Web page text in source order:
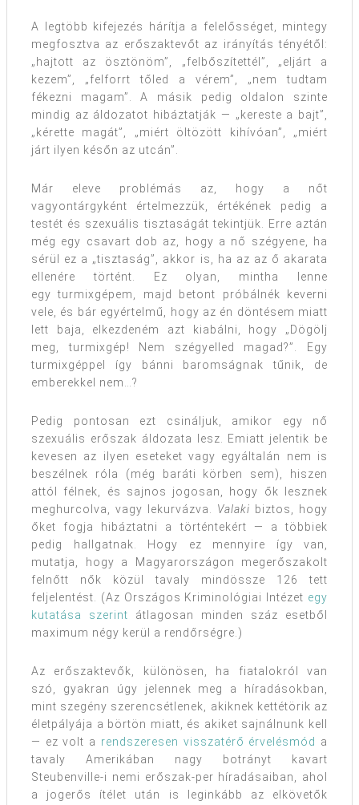
A legtöbb kifejezés hárítja a felelősséget, mintegy
megfosztva az erőszaktevőt az irányítás tényétől:
„hajtott az ösztönöm”, „felbőszítettél”, „eljárt a
kezem”, „felforrt tőled a vérem”, „nem tudtam
fékezni magam”. A másik pedig oldalon szinte
mindig az áldozatot hibáztatják — „kereste a bajt”,
„kérette magát”, „miért öltözött kihívóan”, „miért
járt ilyen későn az utcán”.
Már eleve problémás az, hogy a nőt
vagyontárgyként értelmezzük, értékének pedig a
testét és szexuális tisztaságát tekintjük. Erre aztán
még egy csavart dob az, hogy a nő szégyene, ha
sérül ez a „tisztaság”, akkor is, ha az az ő akarata
ellenére történt. Ez olyan, mintha lenne
egy turmixgépem, majd betont próbálnék keverni
vele, és bár egyértelmű, hogy az én döntésem miatt
lett baja, elkezdeném azt kiabálni, hogy „Dögölj
meg, turmixgép! Nem szégyelled magad?”. Egy
turmixgéppel így bánni baromságnak tűnik, de
emberekkel nem…?
Pedig pontosan ezt csináljuk, amikor egy nő
szexuális erőszak áldozata lesz. Emiatt jelentik be
kevesen az ilyen eseteket vagy egyáltalán nem is
beszélnek róla (még baráti körben sem), hiszen
attól félnek, és sajnos jogosan, hogy ők lesznek
meghurcolva, vagy lekurvázva. Valaki biztos, hogy
őket fogja hibáztatni a történtekért — a többiek
pedig hallgatnak. Hogy ez mennyire így van,
mutatja, hogy a Magyarországon megerőszakolt
felnőtt nők közül tavaly mindössze 126 tett
feljelentést. (Az Országos Kriminológiai Intézet egy
kutatása szerint átlagosan minden száz esetből
maximum négy kerül a rendőrségre.)
Az erőszaktevők, különösen, ha fiatalokról van
szó, gyakran úgy jelennek meg a híradásokban,
mint szegény szerencsétlenek, akiknek kettétörik az
életpályája a börtön miatt, és akiket sajnálnunk kell
— ez volt a rendszeresen visszatérő érvelésmód
a
tavaly Amerikában nagy botrányt kavart
Steubenville-i nemi erőszak-per híradásaiban, ahol
a jogerős ítélet után is leginkább az elkövetők